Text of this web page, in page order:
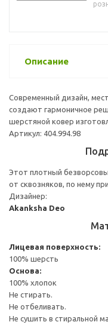
Описание
Современный дизайн,
создают гармоничное
шерстяной ковер
Артикул: 404.994.98
Этот плотный
от сквозняков, по нему
Дизайнер:
Akanksha Deo
Лицевая поверхность:
100% шерсть
Основа:
100% хлопок
Не стирать.
Не отбеливать.
Не сушить в стиральной